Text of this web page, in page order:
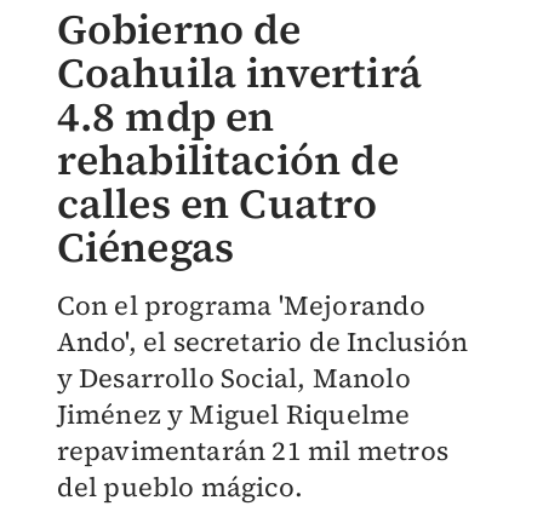
Gobierno de
Coahuila invertirá
4.8 mdp en
rehabilitación de
calles en Cuatro
Ciénegas
Con el programa 'Mejorando
Ando', el secretario de Inclusión
y Desarrollo Social, Manolo
Jiménez y Miguel Riquelme
repavimentarán 21 mil metros
del pueblo mágico.